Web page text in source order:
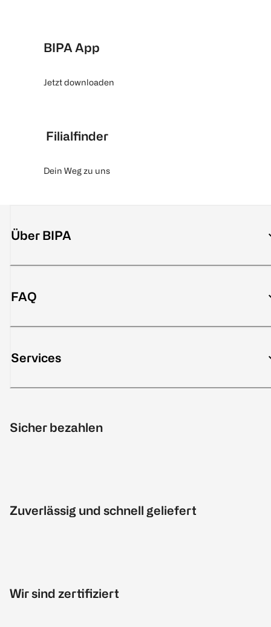
BIPA App
Jetzt downloaden
Filialfinder
Dein Weg zu uns
Über BIPA
FAQ
Services
Sicher bezahlen
Zuverlässig und schnell geliefert
Wir sind zertifiziert